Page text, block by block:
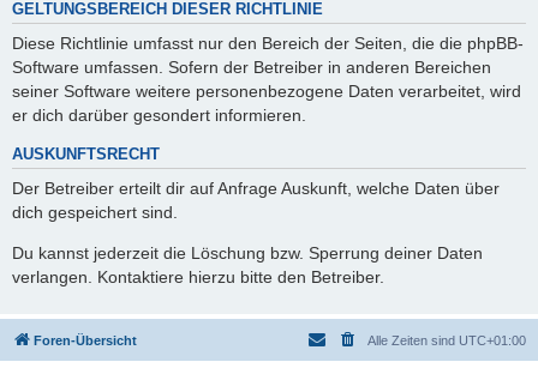
GELTUNGSBEREICH DIESER RICHTLINIE
Diese Richtlinie umfasst nur den Bereich der Seiten, die die phpBB-
Software umfassen. Sofern der Betreiber in anderen Bereichen
seiner Software weitere personenbezogene Daten verarbeitet, wird
er dich darüber gesondert informieren.
AUSKUNFTSRECHT
Der Betreiber erteilt dir auf Anfrage Auskunft, welche Daten über
dich gespeichert sind.
Du kannst jederzeit die Löschung bzw. Sperrung deiner Daten
verlangen. Kontaktiere hierzu bitte den Betreiber.
Foren-Übersicht Alle Zeiten sind UTC+01:00